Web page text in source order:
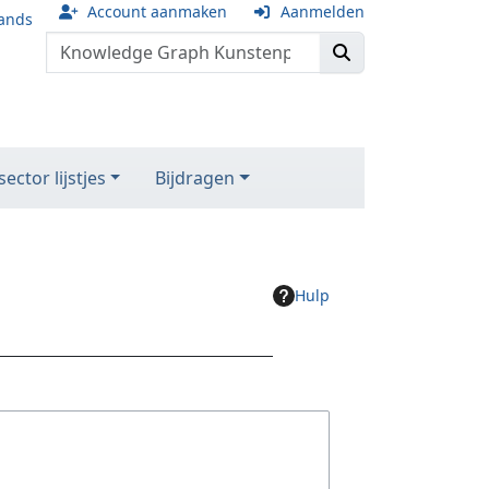
Account aanmaken Aanmelden
lijstjes Bijdragen
Hulp